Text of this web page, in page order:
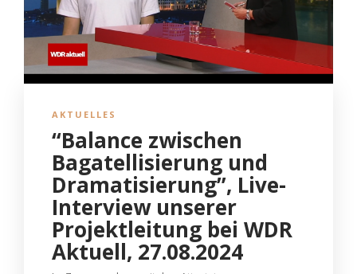
AKTUELLES
“Balance zwischen
Bagatellisierung und
Dramatisierung”, Live-
Interview unserer
Projektleitung bei WDR
Aktuell, 27.08.2024